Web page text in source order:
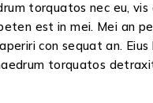
torquatos nec eu,
est in mei. Mei an
con sequat an.
torquatos